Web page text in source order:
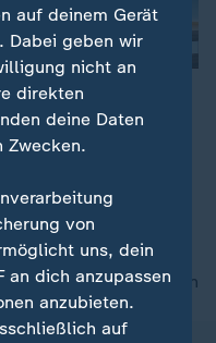
in der
verstoßen – das hat
Gunnar
nach oben
auf deinem Gerät
Dabei geben wir
nicht an
direkten
deine Daten
Zwecken.
von
uns, dein
an dich anzupassen
anzubieten.
auf